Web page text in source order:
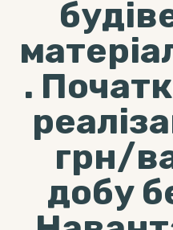
.
грн/
добу